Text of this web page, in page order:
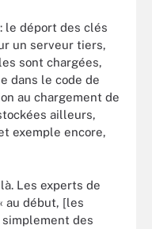
le déport des clés
un serveur tiers,
sont chargées,
dans le code de
au chargement de
ailleurs,
exemple encore,
Les experts de
au début, [les
des